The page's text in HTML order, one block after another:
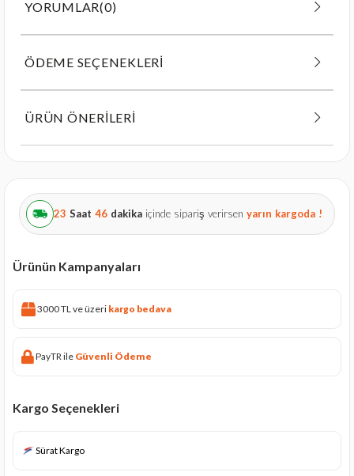
YORUMLAR(0)
ÖDEME SEÇENEKLERI
ÜRÜN ÖNERILERI
23 Saat 46 dakika içinde sipariş verirsen yarın kargoda !
Ürünün Kampanyaları
3000 TL ve üzeri kargo bedava
PayTR ile Güvenli Ödeme
Kargo Seçenekleri
Sürat Kargo